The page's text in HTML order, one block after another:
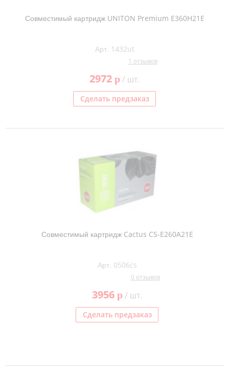
Совместимый картридж UNITON Premium E360H21E
Арт. 1432ut
1 отзывов
2972 p/ шт.
Сделать предзаказ
Совместимый картридж Cactus CS-E260A21E
Арт. 0506cs
0 отзывов
3956 p/ шт.
Сделать предзаказ